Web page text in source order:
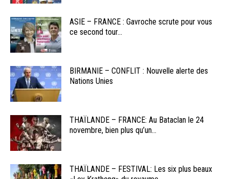
ASIE – FRANCE : Gavroche scrute pour vous
ce second tour...
BIRMANIE – CONFLIT : Nouvelle alerte des
Nations Unies
THAÏLANDE – FRANCE: Au Bataclan le 24
novembre, bien plus qu’un...
THAÏLANDE – FESTIVAL: Les six plus beaux